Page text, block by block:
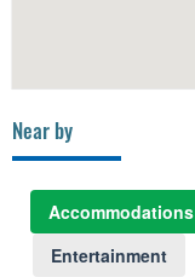
Near by
Accommodations
Entertainment